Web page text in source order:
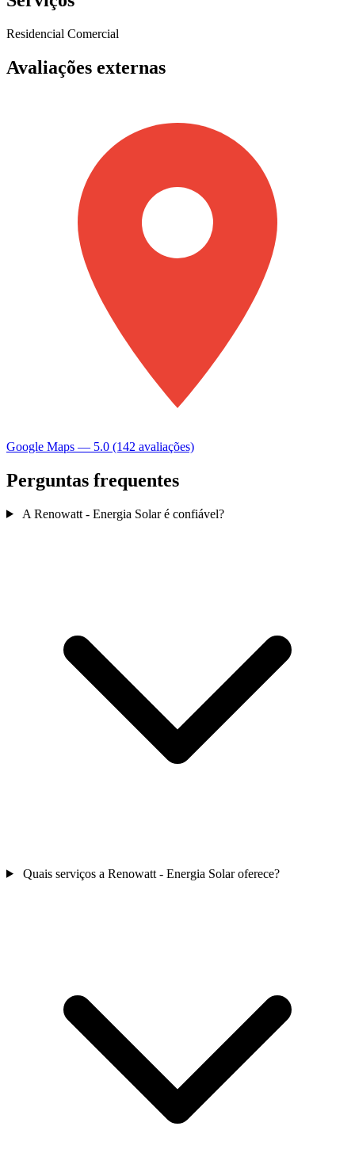
Residencial Comercial
Avaliações externas
Google Maps — 5.0 (142 avaliações)
Perguntas frequentes
A Renowatt - Energia Solar é confiável?
Quais serviços a Renowatt - Energia Solar oferece?